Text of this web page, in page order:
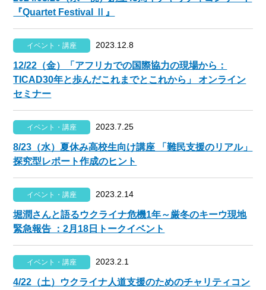
『Quartet Festival Ⅱ』
イベント・講座 2023.12.8
12/22（金）「アフリカでの国際協力の現場から：
TICAD30年と歩んだこれまでとこれから」 オンライン
セミナー
イベント・講座 2023.7.25
8/23（水）夏休み高校生向け講座 「難民支援のリアル」
探究型レポート作成のヒント
イベント・講座 2023.2.14
堀潤さんと語るウクライナ危機1年～厳冬のキーウ現地
緊急報告 ：2月18日トークイベント
イベント・講座 2023.2.1
4/22（土）ウクライナ人道支援のためのチャリティコン